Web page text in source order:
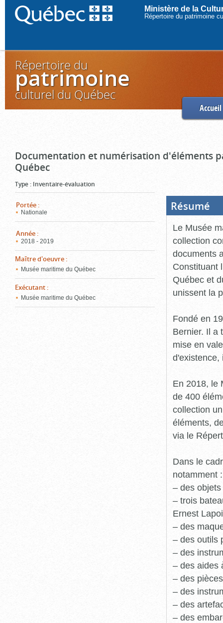
Ministère de la
Répertoire du patrimoine
Répertoire du
patrimoine
culturel du Québec
Accueil
Documentation et numérisation d'éléments
Québec
Type : Inventaire-évaluation
Portée :
Nationale
Année :
2018 - 2019
Maître d'oeuvre :
Musée maritime du Québec
Exécutant :
Musée maritime du Québec
Résumé
Le Musée
collection
documents
Constituant
Québec et
unissent la
Fondé en
Bernier. Il a
mise en
d'existence,
En 2018, le
de 400
collection
éléments,
via le
Dans le
notamment :
– des
– trois
Ernest
– des
– des outils
– des
– des aides
– des
– des
– des
– des